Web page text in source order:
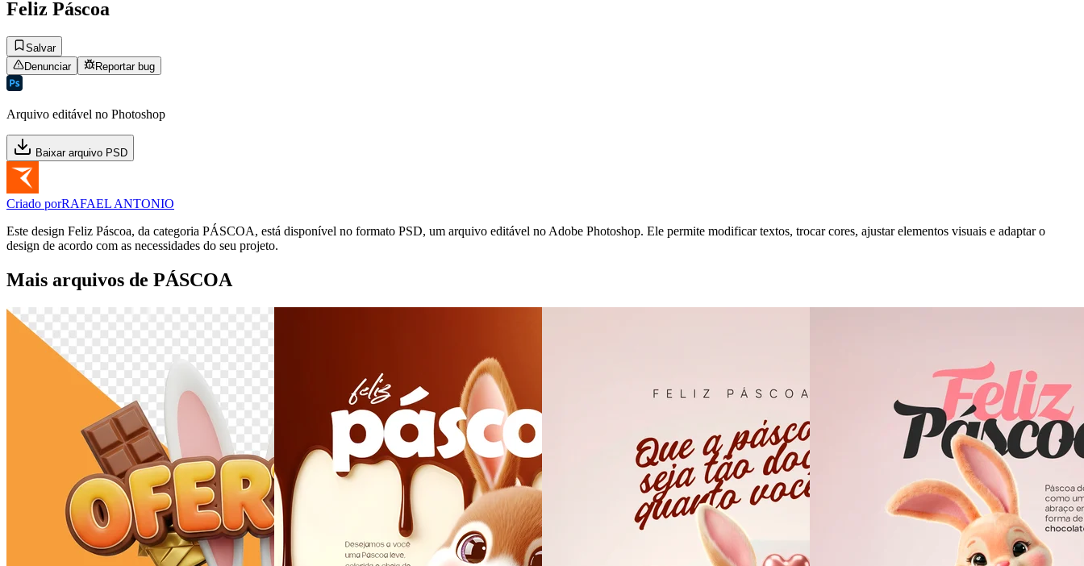
Feliz Páscoa
Salvar
Denunciar
Reportar bug
Arquivo editável no Photoshop
Baixar arquivo PSD
Criado porRAFAEL ANTONIO
Este design Feliz Páscoa, da categoria PÁSCOA, está disponível no formato PSD, um arquivo editável no Adobe Photoshop. Ele permite modificar textos, trocar cores, ajustar elementos visuais e adaptar o
design de acordo com as necessidades do seu projeto.
Mais arquivos de PÁSCOA